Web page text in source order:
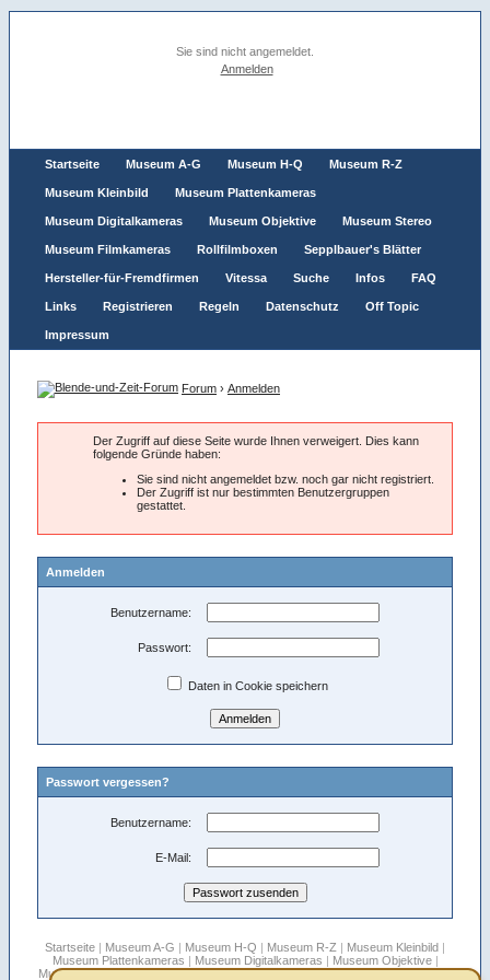
Sie sind nicht angemeldet.
Anmelden
Startseite Museum A-G Museum H-Q Museum R-Z
Museum Kleinbild Museum Plattenkameras
Museum Digitalkameras Museum Objektive Museum Stereo
Museum Filmkameras Rollfilmboxen Sepplbauer's Blätter
Hersteller-für-Fremdfirmen Vitessa Suche Infos FAQ
Links Registrieren Regeln Datenschutz Off Topic
Impressum
Forum › Anmelden
Der Zugriff auf diese Seite wurde Ihnen verweigert. Dies kann
folgende Gründe haben:
Sie sind nicht angemeldet bzw. noch gar nicht registriert.
Der Zugriff ist nur bestimmten Benutzergruppen
gestattet.
Anmelden
Benutzername:
Passwort:
Daten in Cookie speichern
Passwort vergessen?
Benutzername:
E-Mail:
Startseite Museum A-G Museum H-Q Museum R-Z Museum Kleinbild
Museum Plattenkameras
Museum Digitalkameras Museum Objektive|
Museum Stereo|Museum Filmkameras|Rollfilmboxen|Sepplbauer's Blätter|